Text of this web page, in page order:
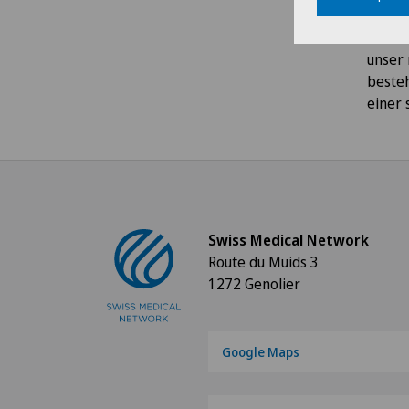
unser
einer
Swiss Medical Network
Route du Muids 3
1272 Genolier
Google Maps